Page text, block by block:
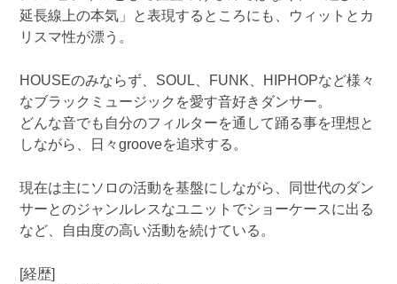
延長線上の本気」と表現するところにも、ウィットとカ
リスマ性が漂う。
HOUSEのみならず、SOUL、FUNK、HIPHOPなど様々
なブラックミュージックを愛す音好きダンサー。
どんな音でも自分のフィルターを通して踊る事を理想と
しながら、日々grooveを追求する。
現在は主にソロの活動を基盤にしながら、同世代のダン
サーとのジャンルレスなユニットでショーケースに出る
など、自由度の高い活動を続けている。
[経歴]